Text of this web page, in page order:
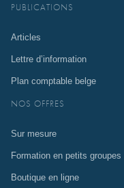
PUBLICATIONS
Articles
Lettre d’information
Plan comptable belge
NOS OFFRES
Sur mesure
Formation en petits groupes
Boutique en ligne